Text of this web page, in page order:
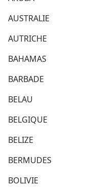
AUSTRALIE
AUTRICHE
BAHAMAS
BARBADE
BELAU
BELGIQUE
BELIZE
BERMUDES
BOLIVIE